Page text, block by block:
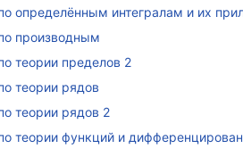
определённым интегралам и их
производным
теории пределов 2
теории рядов
теории рядов 2
теории функций и